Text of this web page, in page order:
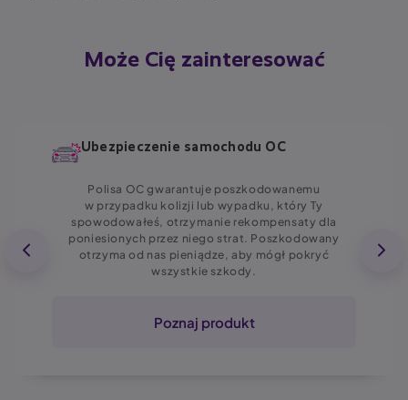
Może Cię zainteresować
Ubezpieczenie samochodu OC
Polisa OC gwarantuje poszkodowanemu
w przypadku kolizji lub wypadku, który Ty
spowodowałeś, otrzymanie rekompensaty dla
poniesionych przez niego strat. Poszkodowany
otrzyma od nas pieniądze, aby mógł pokryć
wszystkie szkody.
Poznaj produkt